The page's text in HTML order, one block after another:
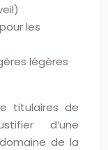
les
légères
titulaires de
d’une
de la